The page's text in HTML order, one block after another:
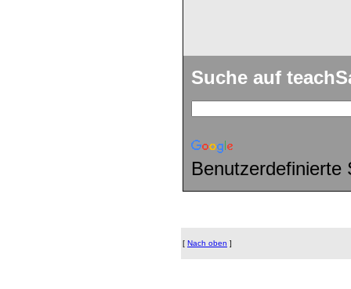
Suche auf
Benutzerdefinierte
[ Nach oben ]